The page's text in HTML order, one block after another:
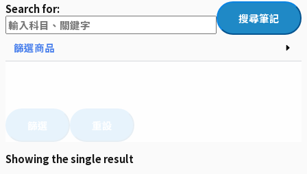
Search for:
篩選商品
篩選 重設
Showing the single result